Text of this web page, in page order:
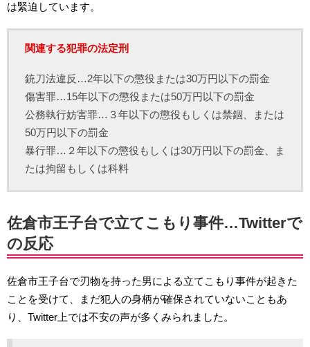
は緊迫しています。
関連する犯罪の法定刑
銃刀法違反…2年以下の懲役または30万円以下の罰金
傷害罪…15年以下の懲役または50万円以下の罰金
公務執行妨害罪…３年以下の懲役もしくは禁錮、または
50万円以下の罰金
暴行罪…２年以下の懲役もしくは30万円以下の罰金、ま
たは拘留もしくは科料
佐倉市王子台で立てこもり事件…Twitterで
の反応
佐倉市王子台で刃物を持った男による立てこもり事件が起きた
ことを受けて、まだ犯人の身柄が確保されていないこともあ
り、Twitter上では不安の声が多くみられました。